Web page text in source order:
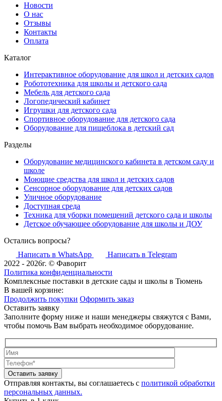
Новости
О нас
Отзывы
Контакты
Оплата
Каталог
Интерактивное оборудование для школ и детских садов
Робототехника для школы и детского сада
Мебель для детского сада
Логопедический кабинет
Игрушки для детского сада
Спортивное оборудование для детского сада
Оборудование для пищеблока в детский сад
Разделы
Оборудование медицинского кабинета в детском саду и
школе
Моющие средства для школ и детских садов
Сенсорное оборудование для детских садов
Уличное оборудование
Доступная среда
Техника для уборки помещений детского сада и школы
Детское обучающее оборудование для школы и ДОУ
Остались вопросы?
Написать в WhatsApp
Написать в Telegram
2022 - 2026г. © Фаворит
Политика конфиденциальности
Комплексные поставки в детские сады и школы в Тюмень
В вашей корзине:
Продолжить покупки Оформить заказ
Оставить заявку
Заполните форму ниже и наши менеджеры свяжутся с Вами,
чтобы помочь Вам выбрать необходимое оборудование.
Оставить заявку
Отправляя контакты, вы соглашаетесь с политикой обработки
персональных данных.